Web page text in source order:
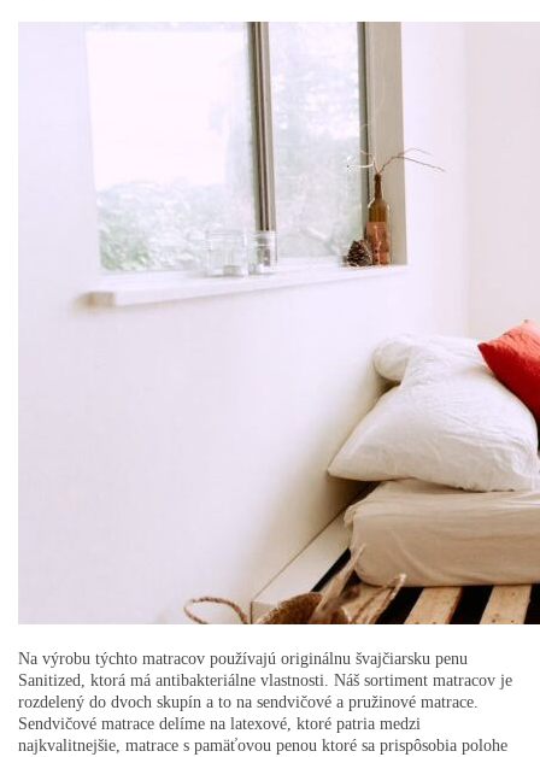
Na výrobu týchto matracov používajú originálnu švajčiarsku penu
Sanitized, ktorá má antibakteriálne vlastnosti. Náš sortiment matracov je
rozdelený do dvoch skupín a to na sendvičové a pružinové matrace.
Sendvičové matrace delíme na latexové, ktoré patria medzi
najkvalitnejšie, matrace s pamäťovou penou ktoré sa prispôsobia polohe